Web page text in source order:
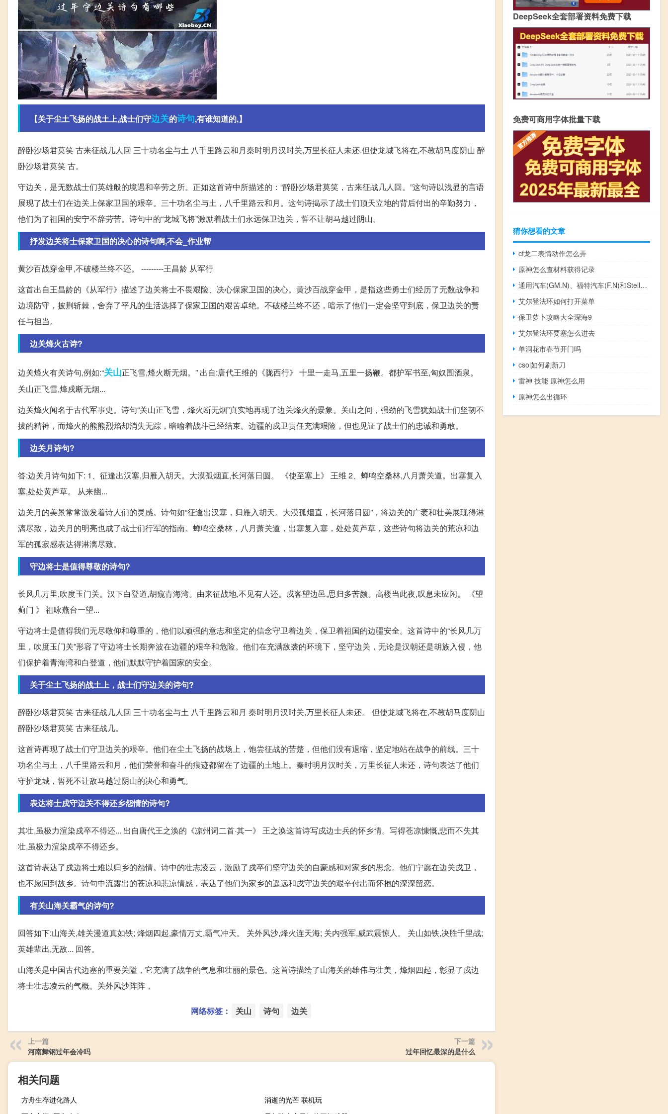
【关于尘土飞扬的战土上,战士们守边关的诗句,有谁知道的,】
醉卧沙场君莫笑 古来征战几人回 三十功名尘与土 八千里路云和月秦时明月汉时关,万里长征人未还.但使龙城飞将在,不教胡马度阴山 醉
卧沙场君莫笑 古。
守边关，是无数战士们英雄般的境遇和辛劳之所。正如这首诗中所描述的：“醉卧沙场君莫笑，古来征战几人回。”这句诗以浅显的言语
展现了战士们在边关上保家卫国的艰辛。三十功名尘与土，八千里路云和月。这句诗揭示了战士们顶天立地的背后付出的辛勤努力，
他们为了祖国的安宁不辞劳苦。诗句中的“龙城飞将”激励着战士们永远保卫边关，誓不让胡马越过阴山。
抒发边关将士保家卫国的决心的诗句啊,不会_作业帮
黄沙百战穿金甲,不破楼兰终不还。 ---------王昌龄 从军行
这首出自王昌龄的《从军行》描述了边关将士不畏艰险、决心保家卫国的决心。黄沙百战穿金甲，是指这些勇士们经历了无数战争和
边境防守，披荆斩棘，舍弃了平凡的生活选择了保家卫国的艰苦卓绝。不破楼兰终不还，暗示了他们一定会坚守到底，保卫边关的责
任与担当。
边关烽火古诗?
边关烽火有关诗句,例如:“关山正飞雪,烽火断无烟。” 出自:唐代王维的《陇西行》 十里一走马,五里一扬鞭。都护军书至,匈奴围酒泉。
关山正飞雪,烽戍断无烟...
边关烽火闻名于古代军事史。诗句“关山正飞雪，烽火断无烟”真实地再现了边关烽火的景象。关山之间，强劲的飞雪犹如战士们坚韧不
拔的精神，而烽火的熊熊烈焰却消失无踪，暗喻着战斗已经结束。边疆的戍卫责任充满艰险，但也见证了战士们的忠诚和勇敢。
边关月诗句?
答:边关月诗句如下: 1、征逢出汉塞,归雁入胡天。大漠孤烟直,长河落日圆。 《使至塞上》 王维 2、蝉鸣空桑林,八月萧关道。出塞复入
塞,处处黄芦草。 从来幽...
边关月的美景常常激发着诗人们的灵感。诗句如“征逢出汉塞，归雁入胡天。大漠孤烟直，长河落日圆”，将边关的广袤和壮美展现得淋
漓尽致，边关月的明亮也成了战士们行军的指南。蝉鸣空桑林，八月萧关道，出塞复入塞，处处黄芦草，这些诗句将边关的荒凉和边
军的孤寂感表达得淋漓尽致。
守边将士是值得尊敬的诗句?
长风几万里,吹度玉门关。汉下白登道,胡窥青海湾。由来征战地,不见有人还。戍客望边邑,思归多苦颜。高楼当此夜,叹息未应闲。 《望
蓟门 》 祖咏燕台一望...
守边将士是值得我们无尽敬仰和尊重的，他们以顽强的意志和坚定的信念守卫着边关，保卫着祖国的边疆安全。这首诗中的“长风几万
里，吹度玉门关”形容了守边将士长期奔波在边疆的艰辛和危险。他们在充满敌袭的环境下，坚守边关，无论是汉朝还是胡族入侵，他
们保护着青海湾和白登道，他们默默守护着国家的安全。
关于尘土飞扬的战土上，战士们守边关的诗句?
醉卧沙场君莫笑 古来征战几人回 三十功名尘与土 八千里路云和月 秦时明月汉时关,万里长征人未还。 但使龙城飞将在,不教胡马度阴山
醉卧沙场君莫笑 古来征战几。
这首诗再现了战士们守卫边关的艰辛。他们在尘土飞扬的战场上，饱尝征战的苦楚，但他们没有退缩，坚定地站在战争的前线。三十
功名尘与土，八千里路云和月，他们荣誉和奋斗的痕迹都留在了边疆的土地上。秦时明月汉时关，万里长征人未还，诗句表达了他们
守护龙城，誓死不让敌马越过阴山的决心和勇气。
表达将士戍守边关不得还乡怨情的诗句?
其壮,虽极力渲染戍卒不得还... 出自唐代王之涣的《凉州词二首·其一》 王之涣这首诗写戍边士兵的怀乡情。写得苍凉慷慨,悲而不失其
壮,虽极力渲染戍卒不得还乡。
这首诗表达了戍边将士难以归乡的怨情。诗中的壮志凌云，激励了戍卒们坚守边关的自豪感和对家乡的思念。他们宁愿在边关戍卫，
也不愿回到故乡。诗句中流露出的苍凉和悲凉情感，表达了他们为家乡的遥远和戍守边关的艰辛付出而怀抱的深深留恋。
有关山海关霸气的诗句?
回答如下:山海关,雄关漫道真如铁; 烽烟四起,豪情万丈,霸气冲天。 关外风沙,烽火连天海; 关内强军,威武震惊人。 关山如铁,决胜千里战;
英雄辈出,无敌... 回答。
山海关是中国古代边塞的重要关隘，它充满了战争的气息和壮丽的景色。这首诗描绘了山海关的雄伟与壮美，烽烟四起，彰显了戍边
将士壮志凌云的气概。关外风沙阵阵，
网络标签： 关山 诗句 边关
上一篇
河南舞钢过年会冷吗
下一篇
过年回忆最深的是什么
相关问题
方舟生存进化路人
消逝的光芒 联机玩
DeepSeek全套部署资料免费下载
免费可商用字体批量下载
猜你想看的文章
cf龙二表情动作怎么弄
原神怎么查材料获得记录
通用汽车(GM.N)、福特汽车(F.N)和Stellantis(STLA.N)跌至盘中低点
艾尔登法环如何打开菜单
保卫萝卜攻略大全深海9
艾尔登法环要塞怎么进去
单洞花市春节开门吗
csol如何刷新刀
雷神 技能 原神怎么用
原神怎么出循环